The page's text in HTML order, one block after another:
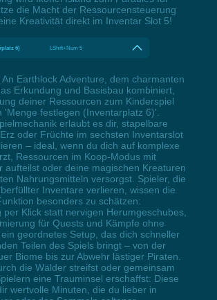
die Macht der Ressourcensteuerung
Kreativität direkt im Inventar Slot 5!
6) LShift+Num 5
Earthlock Adventure, dem charmanten
Erkundung und Basisbau kombiniert,
deiner Ressourcen zum Kinderspiel
'Menge festlegen (Inventarplatz 6)'.
erlaubt es dir, stapelbare
oder Früchte im sechsten Inventarslot
– ideal, wenn du dich auf komplexe
Ressourcen im Koop-Modus mit
aufteilst oder deine magischen Kreaturen
Nahrungsmitteln versorgst. Spieler, die
Inventare verlieren, wissen die
besonders zu schätzen:
per Klick statt nervigen Herumgeschubes,
für Quests und Kämpfe ohne
geordnetes Setup, das dich schneller
Teilen des Spiels bringt – von der
Biome bis zur Abwehr lästiger Piraten.
die Wälder streifst oder gemeinsam
eine Trauminsel erschaffst: Diese
wertvolle Minuten, die du lieber in